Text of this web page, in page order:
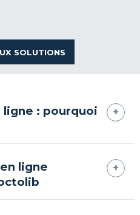
SOLUTIONS
: pourquoi
ligne